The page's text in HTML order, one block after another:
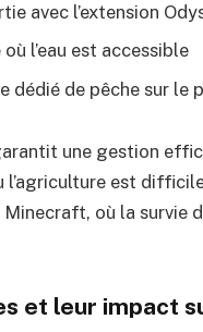
avec l’extension
l’eau est accessible
dédié de pêche sur le
une gestion
l’agriculture est
Minecraft, où la survie
et leur impact